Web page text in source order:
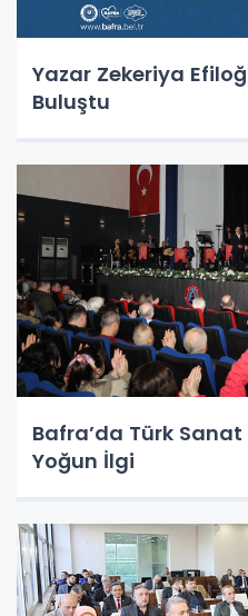
Yazar Zekeriya
Buluştu
Bafra’da Türk Sanat
Yoğun İlgi